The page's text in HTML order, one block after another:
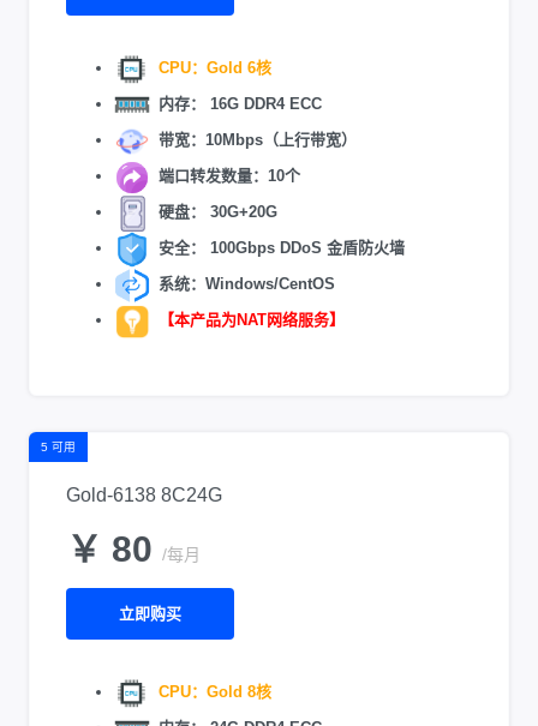
CPU：Gold 6核
内存： 16G DDR4 ECC
带宽：10Mbps（上行带宽）
端口转发数量：10个
硬盘： 30G+20G
安全： 100Gbps DDoS 金盾防火墙
系统：Windows/CentOS
【本产品为NAT网络服务】
5 可用
Gold-6138 8C24G
￥ 80 /每月
立即购买
CPU：Gold 8核